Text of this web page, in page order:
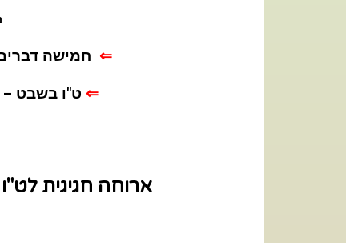
⇐ חמישה
⇐ ט"ו בשבט –
ארוחה חגיגית